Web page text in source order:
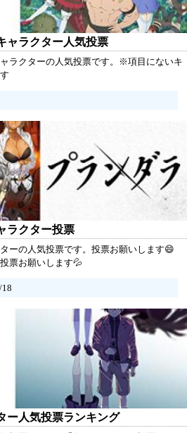
ャラクター人気投票
ラクターの人気投票です。※項目にないキ
ラクター投票
ーの人気投票です。投票お願いします😄
票お願いします💦
ー人気投票ランキング